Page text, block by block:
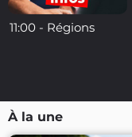
11:00 - Régions
À la une